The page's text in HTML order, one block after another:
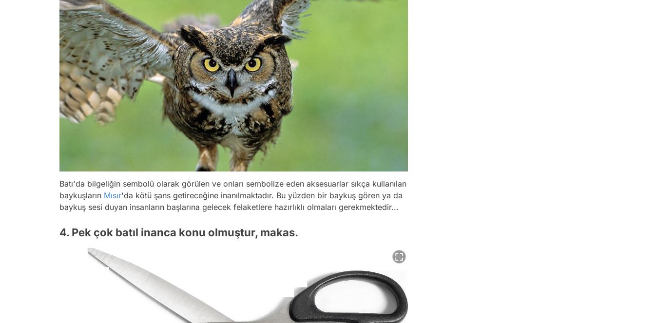
Batı'da bilgeliğin sembolü olarak görülen ve onları sembolize eden aksesuarlar sıkça kullanılan
baykuşların Mısır'da kötü şans getireceğine inanılmaktadır. Bu yüzden bir baykuş gören ya da
baykuş sesi duyan insanların başlarına gelecek felaketlere hazırlıklı olmaları gerekmektedir...
4. Pek çok batıl inanca konu olmuştur, makas.